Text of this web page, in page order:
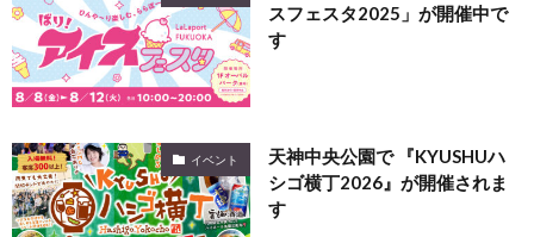
スフェスタ2025」が開催中で
す
イベント
天神中央公園で 『KYUSHUハ
シゴ横丁2026』が開催されま
す